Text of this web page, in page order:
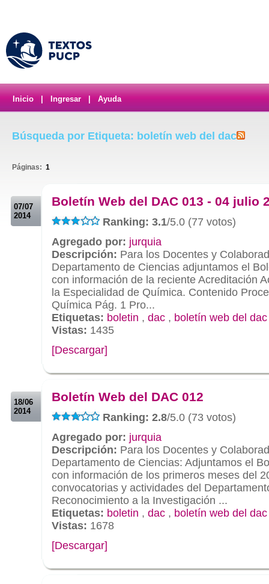
Inicio Ingresar Ayuda
Búsqueda por Etiqueta: boletín web del dac
Páginas: 1
07/07
2014
Boletín Web del DAC 013 - 04 julio
Ranking: 3.1/5.0 (77 votos)
Agregado por: jurquia
Descripción: Para los Docentes y
Departamento de Ciencias adjuntamos el
con información de la reciente Acreditación
la Especialidad de Química. Contenido
Química Pág. 1 Pro...
Etiquetas: boletin , dac , boletín web del dac
Vistas: 1435
[Descargar]
18/06
2014
Boletín Web del DAC 012
Ranking: 2.8/5.0 (73 votos)
Agregado por: jurquia
Descripción: Para los Docentes y
Departamento de Ciencias: Adjuntamos el
con información de los primeros meses del
convocatorias y actividades del
Reconocimiento a la Investigación ...
Etiquetas: boletin , dac , boletín web del dac
Vistas: 1678
[Descargar]